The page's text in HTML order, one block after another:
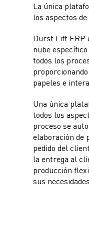
La única
los aspectos
Durst Lift ERP
nube
todos los
papeles e
Una única
todos los
proceso se
elaboración de
pedido del
la entrega al
producción
sus necesidades.